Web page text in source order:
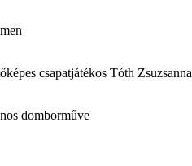
csapatjátékos Tóth Zsuzsanna
domborműve